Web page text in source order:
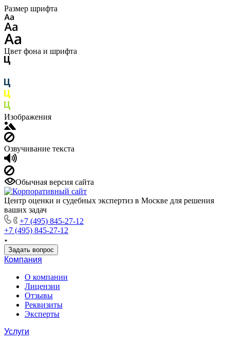
Размер шрифта
Цвет фона и шрифта
Изображения
Озвучивание текста
Обычная версия сайта
Центр оценки и судебных экспертиз в Москве для решения
ваших задач
+7 (495) 845-27-12
+7 (495) 845-27-12
Задать вопрос
Компания
О компании
Лицензии
Отзывы
Реквизиты
Эксперты
Услуги